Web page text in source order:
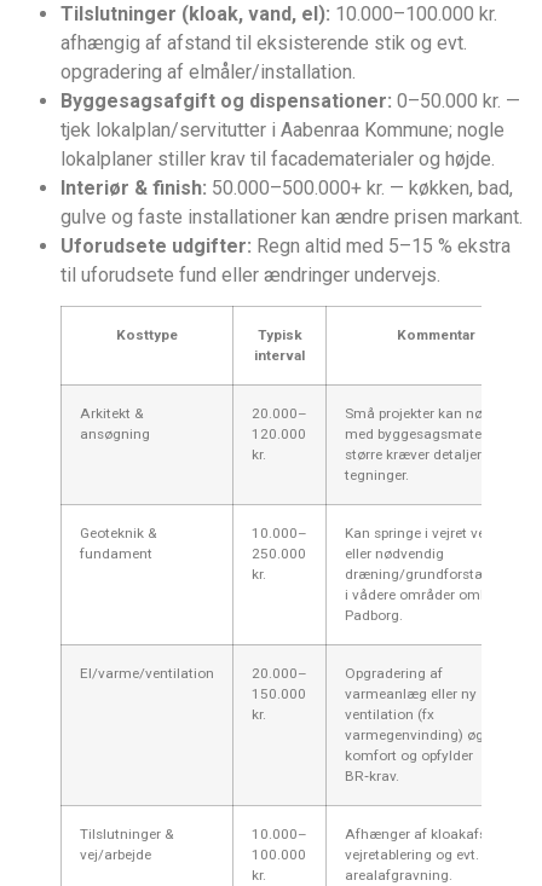
Tilslutninger (kloak, vand, el): 10.000–100.000 kr.
afhængig af afstand til eksisterende stik og evt.
opgradering af elmåler/installation.
Byggesagsafgift og dispensationer: 0–50.000 kr. —
tjek lokalplan/servitutter i Aabenraa Kommune; nogle
lokalplaner stiller krav til facadematerialer og højde.
Interiør & finish: 50.000–500.000+ kr. — køkken, bad,
gulve og faste installationer kan ændre prisen markant.
Uforudsete udgifter: Regn altid med 5–15 % ekstra
til uforudsete fund eller ændringer undervejs.
Kosttype
Typisk
interval
Kommentar
Arkitekt &
ansøgning
20.000–
120.000
kr.
Små projekter kan nøjes
med byggesagsmateriale;
større kræver detaljerede
tegninger.
Geoteknik &
fundament
10.000–
250.000
kr.
Kan springe i vejret ved pæle
eller nødvendig
dræning/grundforstærkning
i vådere områder omkring
Padborg.
El/varme/ventilation
20.000–
150.000
kr.
Opgradering af
varmeanlæg eller ny
ventilation (fx
varmegenvinding) øger
komfort og opfylder
BR‑krav.
Tilslutninger &
vej/arbejde
10.000–
100.000
kr.
Afhænger af kloakafstand,
vejretablering og evt.
arealafgravning.